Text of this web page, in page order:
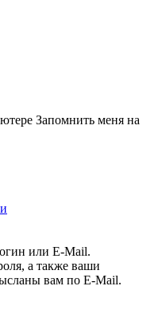
Запомнить меня на
или E-Mail.
а также ваши
вам по E-Mail.